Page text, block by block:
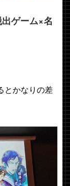
ゲーム×名
とかなりの差